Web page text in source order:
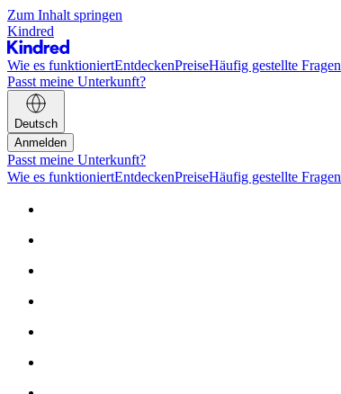
Zum Inhalt springen
Kindred
Wie es funktioniertEntdeckenPreiseHäufig gestellte Fragen
Passt meine Unterkunft?
Deutsch
Anmelden
Passt meine Unterkunft?
Wie es funktioniertEntdeckenPreiseHäufig gestellte Fragen